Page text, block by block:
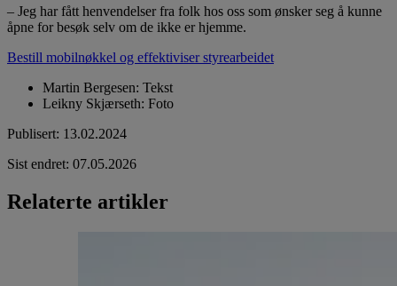
– Jeg har fått henvendelser fra folk hos oss som ønsker seg å kunne
åpne for besøk selv om de ikke er hjemme.
Bestill mobilnøkkel og effektiviser styrearbeidet
Martin Bergesen: Tekst
Leikny Skjærseth: Foto
Publisert: 13.02.2024
Sist endret: 07.05.2026
Relaterte artikler